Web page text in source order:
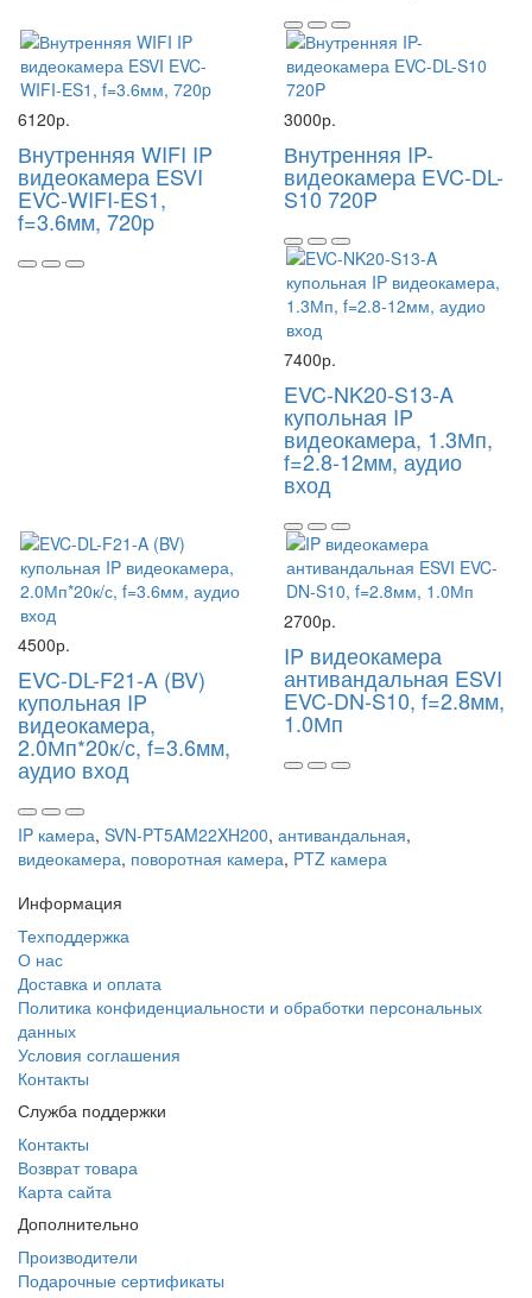
6120р.
Внутренняя WIFI IP
видеокамера ESVI
EVC-WIFI-ES1,
f=3.6мм, 720p
3000р.
Внутренняя IP-
видеокамера EVC-DL-
S10 720P
7400р.
EVC-NK20-S13-A
купольная IP
видеокамера, 1.3Мп,
f=2.8-12мм, аудио
вход
4500р.
EVC-DL-F21-A (BV)
купольная IP
видеокамера,
2.0Мп*20к/с, f=3.6мм,
аудио вход
2700р.
IP видеокамера
антивандальная ESVI
EVC-DN-S10, f=2.8мм,
1.0Мп
IP камера, SVN-PT5AM22XH200, антивандальная,
видеокамера, поворотная камера, PTZ камера
Информация
Техподдержка
О нас
Доставка и оплата
Политика конфиденциальности и обработки персональных
данных
Условия соглашения
Контакты
Служба поддержки
Контакты
Возврат товара
Карта сайта
Дополнительно
Производители
Подарочные сертификаты